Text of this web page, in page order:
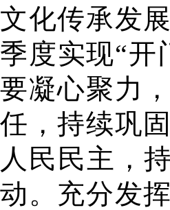
文化传承发
季度实现“开
要凝心聚力
任，持续巩
人民民主，
动。充分发